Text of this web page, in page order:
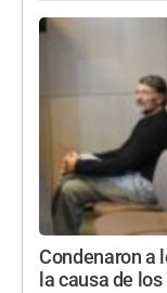
Condenaron a
la causa de